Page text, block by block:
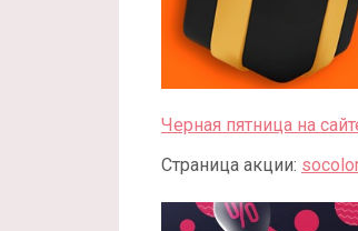
Черная пятница на
Страница акции: